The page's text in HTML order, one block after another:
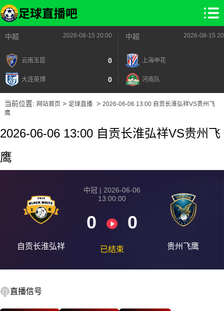
中超 2026-08-15 20:00
云南玉昆 0
大连英博 0
中超 2026-08-15
上海申花
河南队
当前位置: 网站首页> 足球直播> 2026-06-06 13:00 自贡长淮弘祥VS贵州飞
鹰
2026-06-06 13:00 自贡长淮弘祥VS贵州飞
鹰
自贡长淮弘祥
中冠 | 2026-06-06
13:00:00
0 0
已结束 贵州飞鹰
直播信号